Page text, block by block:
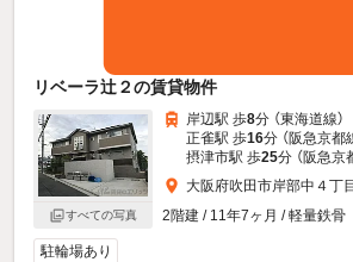
リベーラ辻２の賃貸物件
すべての写真
岸辺駅 歩8分 （東海道線）
正雀駅 歩16分 （阪急京都
摂津市駅 歩25分 （阪急京
大阪府吹田市岸部中４丁
2階建 / 11年7ヶ月 / 軽量鉄骨
駐輪場あり